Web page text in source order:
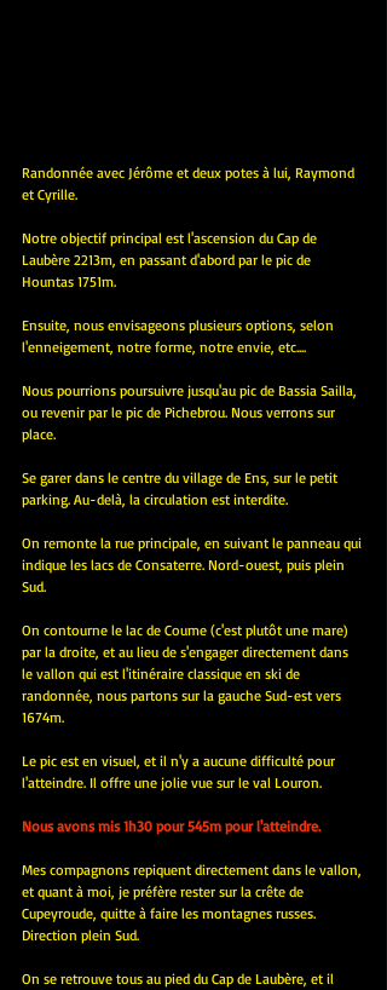
Randonnée avec Jérôme et deux potes à lui, Raymond
et Cyrille.
Notre objectif principal est l'ascension du Cap de
Laubère 2213m, en passant d'abord par le pic de
Hountas 1751m.
Ensuite, nous envisageons plusieurs options, selon
l'enneigement, notre forme, notre envie, etc....
Nous pourrions poursuivre jusqu'au pic de Bassia Sailla,
ou revenir par le pic de Pichebrou. Nous verrons sur
place.
Se garer dans le centre du village de Ens, sur le petit
parking. Au-delà, la circulation est interdite.
On remonte la rue principale, en suivant le panneau qui
indique les lacs de Consaterre. Nord-ouest, puis plein
Sud.
On contourne le lac de Coume (c'est plutôt une mare)
par la droite, et au lieu de s'engager directement dans
le vallon qui est l'itinéraire classique en ski de
randonnée, nous partons sur la gauche Sud-est vers
1674m.
Le pic est en visuel, et il n'y a aucune difficulté pour
l'atteindre. Il offre une jolie vue sur le val Louron.
Nous avons mis 1h30 pour 545m pour l'atteindre.
Mes compagnons repiquent directement dans le vallon,
et quant à moi, je préfère rester sur la crête de
Cupeyroude, quitte à faire les montagnes russes.
Direction plein Sud.
On se retrouve tous au pied du Cap de Laubère, et il